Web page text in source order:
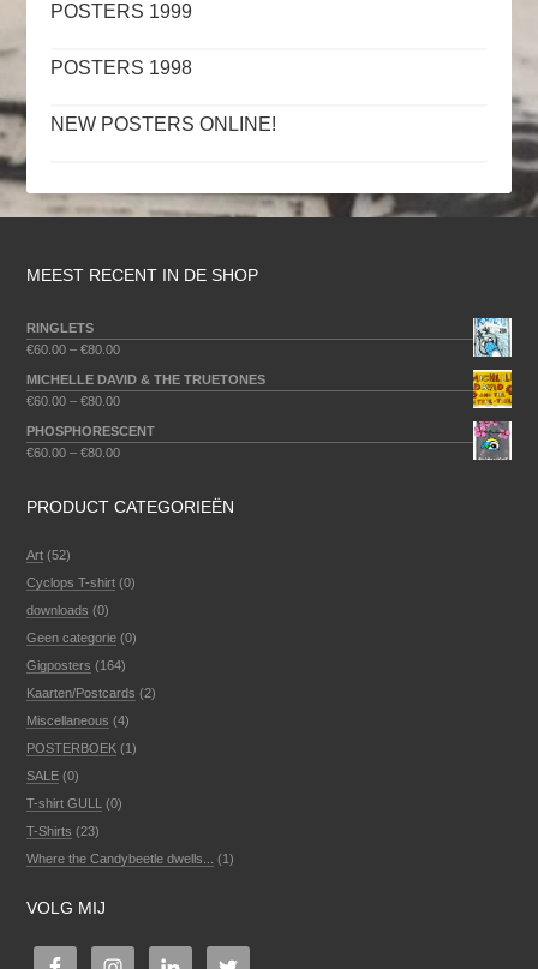
POSTERS 1999
POSTERS 1998
NEW POSTERS ONLINE!
MEEST RECENT IN DE SHOP
RINGLETS
€60.00 –€80.00
MICHELLE DAVID & THE TRUETONES
€60.00 –€80.00
PHOSPHORESCENT
€60.00 –€80.00
PRODUCT CATEGORIEËN
Art (52)
Cyclops T-shirt (0)
downloads (0)
Geen categorie (0)
Gigposters (164)
Kaarten/Postcards (2)
Miscellaneous (4)
POSTERBOEK (1)
SALE (0)
T-shirt GULL
(0)
T-Shirts (23)
Where the Candybeetle dwells...
(1)
VOLG MIJ